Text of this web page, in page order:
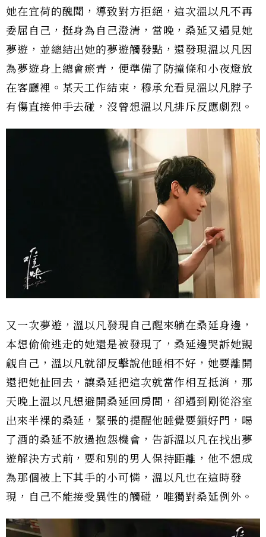
她在宜荷的醜聞，導致對方拒絕，這次溫以凡不再
委屈自己，挺身為自己澄清，當晚，桑延又遇見她
夢遊，並總結出她的夢遊觸發點，還發現溫以凡因
為夢遊身上總會瘀青，便準備了防撞條和小夜燈放
在客廳裡。某天工作結束，穆承允看見溫以凡脖子
有傷直接伸手去碰，沒曾想溫以凡排斥反應劇烈。
又一次夢遊，溫以凡發現自己醒來躺在桑延身邊，
本想偷偷逃走的她還是被發現了，桑延邊哭訴她覬
覦自己，溫以凡就卻反擊說他睡相不好，她要離開
還把她扯回去，讓桑延把這次就當作相互抵消，那
天晚上溫以凡想避開桑延回房間，卻遇到剛從浴室
出來半裸的桑延，緊張的提醒他睡覺要鎖好門，喝
了酒的桑延不放過抱怨機會，告訴溫以凡在找出夢
遊解決方式前，要和別的男人保持距離，他不想成
為那個被上下其手的小可憐，溫以凡也在這時發
現，自己不能接受異性的觸碰，唯獨對桑延例外。